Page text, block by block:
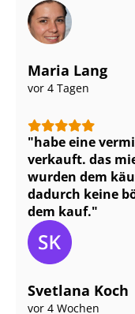
Maria Lang
vor 4 Tagen
habe eine
verkauft. das
wurden dem
dadurch keine
dem kauf.
Svetlana Koch
vor 4 Wochen